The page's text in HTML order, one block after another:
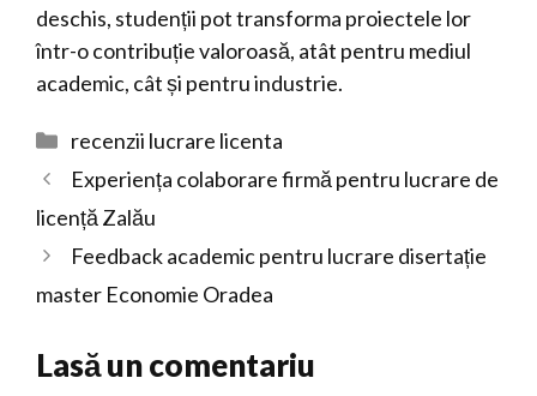
deschis, studenții pot transforma proiectele lor
într-o contribuție valoroasă, atât pentru mediul
academic, cât și pentru industrie.
Categorii
recenzii lucrare licenta
Experiența colaborare firmă pentru lucrare de
licență Zalău
Feedback academic pentru lucrare disertație
master Economie Oradea
Lasă un comentariu